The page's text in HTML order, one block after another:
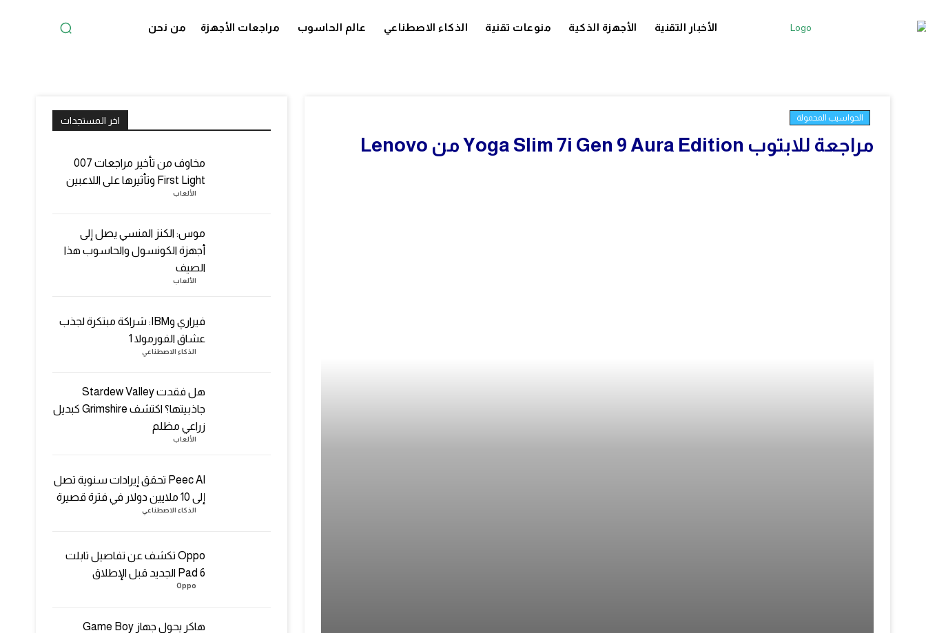
الأخبار التقنية الأجهزة الذكية منوعات تقنية الذكاء الاصطناعي عالم الحاسوب مراجعات الأجهزة من نحن
الحواسيب المحمولة
مراجعة للابتوب Yoga Slim 7i Gen 9 Aura Edition من Lenovo
اخر المستجدات
مخاوف من تأخير مراجعات 007
First Light وتأثيرها على اللاعبين
الألعاب
موس: الكنز المنسي يصل إلى
أجهزة الكونسول والحاسوب هذا
الصيف
الألعاب
فيراري وIBM: شراكة مبتكرة لجذب
عشاق الفورمولا 1
الذكاء الاصطناعي
هل فقدت Stardew Valley
جاذبيتها؟ اكتشف Grimshire كبديل
زراعي مظلم
الألعاب
Peec AI تحقق إيرادات سنوية تصل
إلى 10 ملايين دولار في فترة قصيرة
الذكاء الاصطناعي
Oppo تكشف عن تفاصيل تابلت
Pad 6 الجديد قبل الإطلاق
Oppo
هاكر يحول جهاز Game Boy